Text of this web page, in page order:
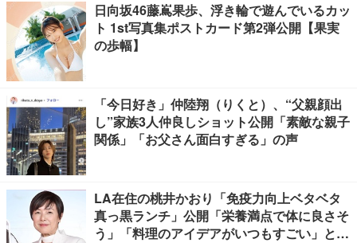
日向坂46藤嶌果歩、浮き輪で遊んでいるカッ
ト 1st写真集ポストカード第2弾公開【果実
の歩幅】
「今日好き」仲陸翔（りくと）、“父親顔出
し”家族3人仲良しショット公開「素敵な親子
関係」「お父さん面白すぎる」の声
LA在住の桃井かおり「免疫力向上ベタベタ
真っ黒ランチ」公開「栄養満点で体に良さそ
う」「料理のアイデアがいつもすごい」と反